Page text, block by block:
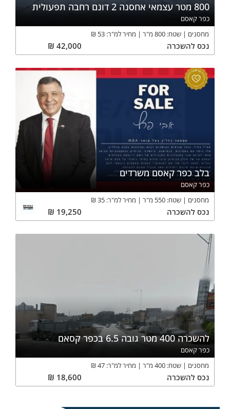
800 מטר עצמאי אחסנה 2 דונם רחבה תפעולית
כפר קאסם
מחסנים
שטח: 800 מ"ר מחיר למ"ר: 53
₪
נכס להשכרה 42,000
₪
בלב כפר קאסם משרדים
כפר קאסם
מחסנים
שטח: 550 מ"ר מחיר למ"ר: 35
₪
נכס להשכרה 19,250
₪
להשכרה 400 מטר גובה 6.5 בכפר קסאם
כפר קאסם
מחסנים
שטח: 400 מ"ר מחיר למ"ר: 47
₪
נכס להשכרה 18,600
₪